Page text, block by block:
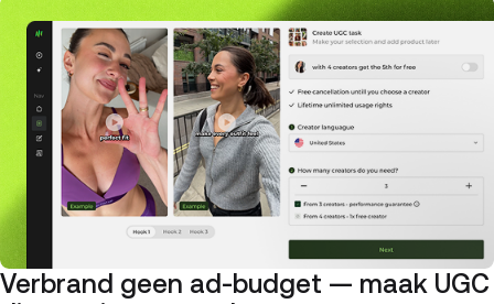
Verbrand geen ad-budget — maak UGC